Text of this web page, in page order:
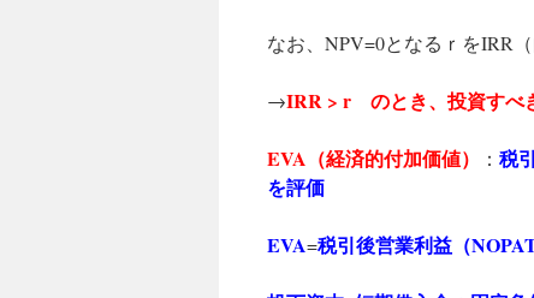
なお、NPV=0となるｒをIRR
→IRR > r のとき、投資すべ
EVA（経済的付加価値） ： 税
を評価
EVA=税引後営業利益（